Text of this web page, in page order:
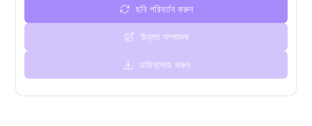
ছবি পরিবর্তন করুন
উন্নত সম্পাদনা
ডাউনলোড করুন